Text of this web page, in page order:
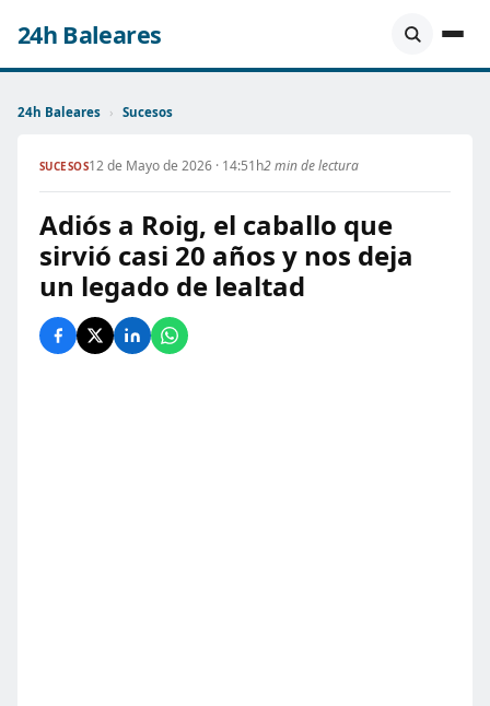
24h Baleares
24h Baleares › Sucesos
SUCESOS12 de Mayo de 2026 · 14:51h2 min de lectura
Adiós a Roig, el caballo que
sirvió casi 20 años y nos deja
un legado de lealtad